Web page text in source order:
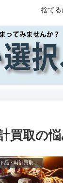
捨てる
買取の
ジュエリー・ブランド品・時計買取の悩み解決｜高額査定のコツ